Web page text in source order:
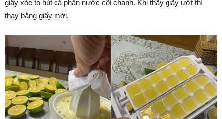
giấy xòe to hút cả phần nước cốt chanh. Khi thấy giấy ướt thì
thay bằng giấy mới.